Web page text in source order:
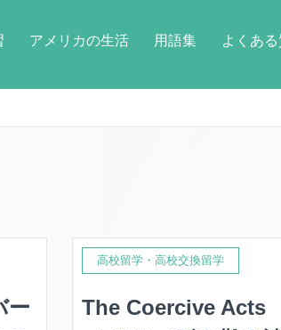
アメリカの生活 用語集 よくある
ー
高校留学・高校交換留学
The Coercive Acts